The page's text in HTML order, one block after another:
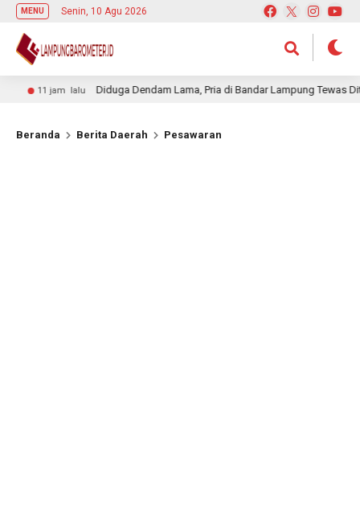
MENU Senin, 10 Agu 2026
jam lalu Diduga Dendam Lama, Pria di Bandar Lampung Tewas Ditusuk
Beranda Berita Daerah Pesawaran